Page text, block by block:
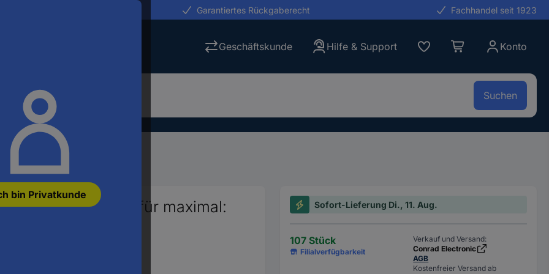
bin Privatkunde
Garantiertes Rückgaberecht Fachhandel seit 1923
Geschäftskunde Hilfe & Support Konto
Suchen
Laptop Schutzhüllen
15.6 Passend für maximal:
Sofort-Lieferung Di., 11. Aug.
107 Stück
Filialverfügbarkeit
Verkauf und Versand:
Conrad Electronic
AGB
Kostenfreier Versand ab